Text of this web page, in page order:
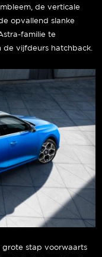
de verticale
opvallend slanke
familie te
de vijfdeurs hatchback.
grote stap voorwaarts